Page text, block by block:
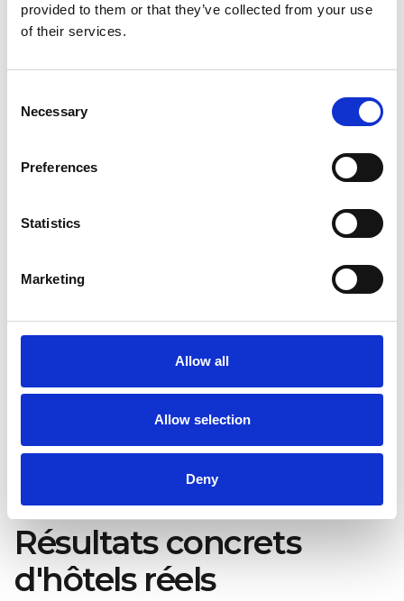
provided to them or that they’ve collected from your use
of their services.
Selection
Necessary
Preferences
Statistics
Marketing
Allow all
Allow selection
Deny
influencent le plus votre CSAT ou votre NPS,
avec des recommandations générées par l'IA à
Suivez l'évolution des leviers de satisfaction et
de vos performances dans le temps, pour
Basculez d'une plateforme d'avis à l'autre, ou
d'un indicateur à l'autre, pour analyser
Recommandations d'action par IA :
directement issues de vos données de
performance.
analyses en rapports prêts à présenter, en
quelques secondes. Idéal pour vos revues de
direction et vos points stakeholders.
Résultats concrets
d'hôtels réels